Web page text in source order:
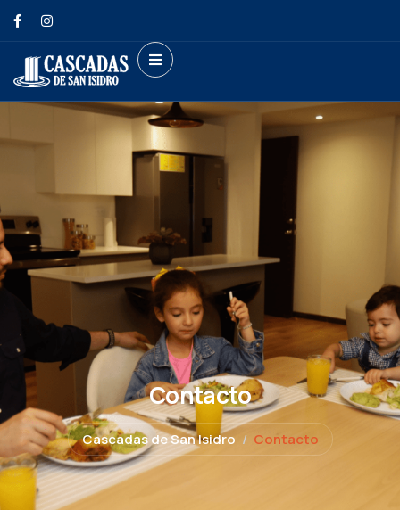
Contacto
Cascadas de San Isidro Contacto